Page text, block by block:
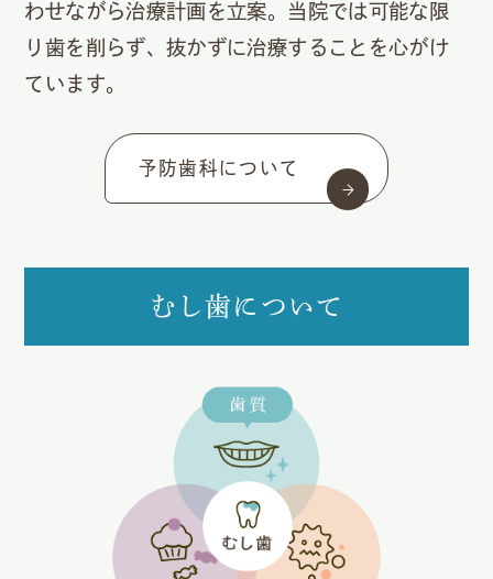
わせながら治療計画を立案。当院では可能な限
り歯を削らず、抜かずに治療することを心がけ
ています。
予防歯科について
むし歯について